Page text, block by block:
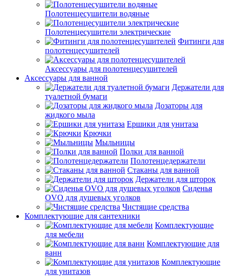
Полотенцесушители водяные
Полотенцесушители электрические
Фитинги для
полотенцесушителей
Аксессуары для полотенцесушителей
Аксессуары для ванной
Держатели для
туалетной бумаги
Дозаторы для
жидкого мыла
Ершики для унитаза
Крючки
Мыльницы
Полки для ванной
Полотенцедержатели
Стаканы для ванной
Держатели для шторок
Сиденья
OVO для душевых уголков
Чистящие средства
Комплектующие для сантехники
Комплектующие
для мебели
Комплектующие для
ванн
Комплектующие
для унитазов